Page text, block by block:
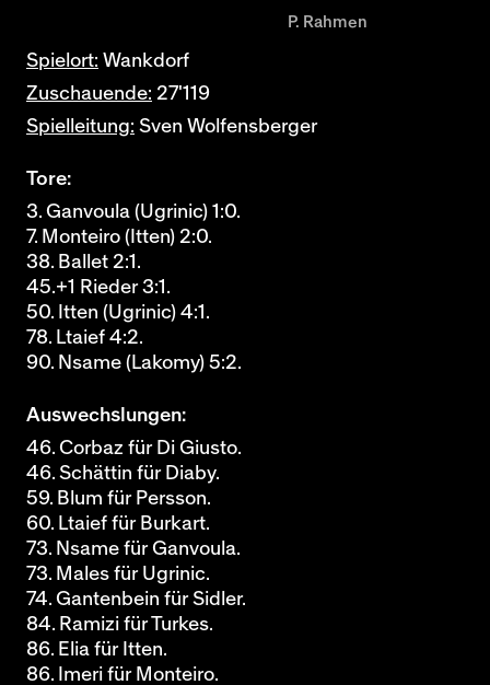
P. Rahmen
Spielort: Wankdorf
Zuschauende: 27'119
Spielleitung: Sven Wolfensberger
Tore:
3. Ganvoula (Ugrinic) 1:0.
7. Monteiro (Itten) 2:0.
38. Ballet 2:1.
45.+1 Rieder 3:1.
50. Itten (Ugrinic) 4:1.
78. Ltaief 4:2.
90. Nsame (Lakomy) 5:2.
Auswechslungen:
46. Corbaz für Di Giusto.
46. Schättin für Diaby.
59. Blum für Persson.
60. Ltaief für Burkart.
73. Nsame für Ganvoula.
73. Males für Ugrinic.
74. Gantenbein für Sidler.
84. Ramizi für Turkes.
86. Elia für Itten.
86. Imeri für Monteiro.